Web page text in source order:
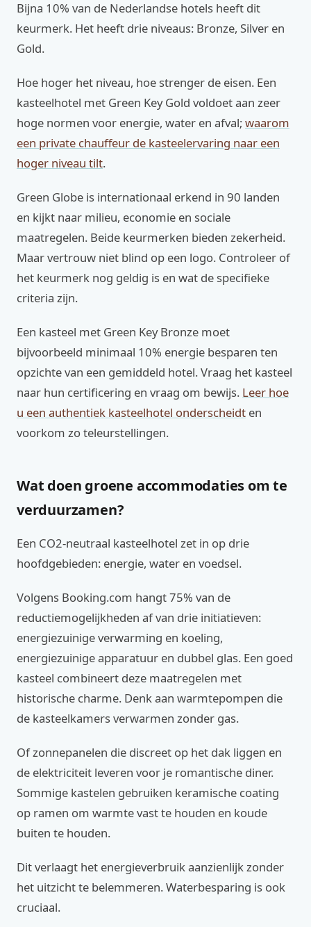
Bijna 10% van de Nederlandse hotels heeft dit
keurmerk. Het heeft drie niveaus: Bronze, Silver en
Gold.
Hoe hoger het niveau, hoe strenger de eisen. Een
kasteelhotel met Green Key Gold voldoet aan zeer
hoge normen voor energie, water en afval; waarom
een private chauffeur de kasteelervaring naar een
hoger niveau tilt.
Green Globe is internationaal erkend in 90 landen
en kijkt naar milieu, economie en sociale
maatregelen. Beide keurmerken bieden zekerheid.
Maar vertrouw niet blind op een logo. Controleer of
het keurmerk nog geldig is en wat de specifieke
criteria zijn.
Een kasteel met Green Key Bronze moet
bijvoorbeeld minimaal 10% energie besparen ten
opzichte van een gemiddeld hotel. Vraag het kasteel
naar hun certificering en vraag om bewijs. Leer hoe
u een authentiek kasteelhotel onderscheidt en
voorkom zo teleurstellingen.
Wat doen groene accommodaties om te
verduurzamen?
Een CO2-neutraal kasteelhotel zet in op drie
hoofdgebieden: energie, water en voedsel.
Volgens Booking.com hangt 75% van de
reductiemogelijkheden af van drie initiatieven:
energiezuinige verwarming en koeling,
energiezuinige apparatuur en dubbel glas. Een goed
kasteel combineert deze maatregelen met
historische charme. Denk aan warmtepompen die
de kasteelkamers verwarmen zonder gas.
Of zonnepanelen die discreet op het dak liggen en
de elektriciteit leveren voor je romantische diner.
Sommige kastelen gebruiken keramische coating
op ramen om warmte vast te houden en koude
buiten te houden.
Dit verlaagt het energieverbruik aanzienlijk zonder
het uitzicht te belemmeren. Waterbesparing is ook
cruciaal.